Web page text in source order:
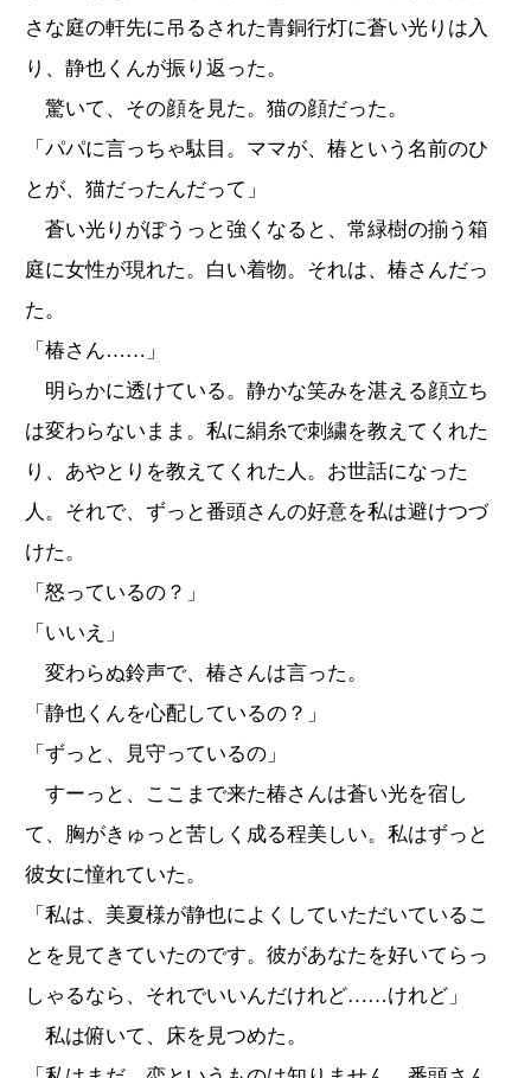
さな庭の軒先に吊るされた青銅行灯に蒼い光りは入
り、静也くんが振り返った。
驚いて、その顔を見た。猫の顔だった。
「パパに言っちゃ駄目。ママが、椿という名前のひ
とが、猫だったんだって」
蒼い光りがぽうっと強くなると、常緑樹の揃う箱
庭に女性が現れた。白い着物。それは、椿さんだっ
た。
「椿さん……」
明らかに透けている。静かな笑みを湛える顔立ち
は変わらないまま。私に絹糸で刺繍を教えてくれた
り、あやとりを教えてくれた人。お世話になった
人。それで、ずっと番頭さんの好意を私は避けつづ
けた。
「怒っているの？」
「いいえ」
変わらぬ鈴声で、椿さんは言った。
「静也くんを心配しているの？」
「ずっと、見守っているの」
すーっと、ここまで来た椿さんは蒼い光を宿し
て、胸がきゅっと苦しく成る程美しい。私はずっと
彼女に憧れていた。
「私は、美夏様が静也によくしていただいているこ
とを見てきていたのです。彼があなたを好いてらっ
しゃるなら、それでいいんだけれど……けれど」
私は俯いて、床を見つめた。